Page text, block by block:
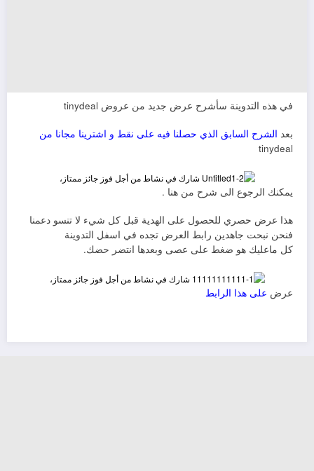
في هذه التدوينة سأشرح عرض جديد من عروض tinydeal
بعد الشرح السابق الذي حصلنا فيه على نقط و اشترينا مجانا من
tinydeal
يمكنك الرجوع الى شرح من هنا .
هذا عرض حصري للحصول على الهدية قبل كل شيء لا تنسو دعمنا
فنحن نبحت جاهدين رابط العرض تجده في اسفل التدوينة
كل ماعليك هو ضغط على عصى وبعدها انتضر حضك.
عرض على هذا الرابط